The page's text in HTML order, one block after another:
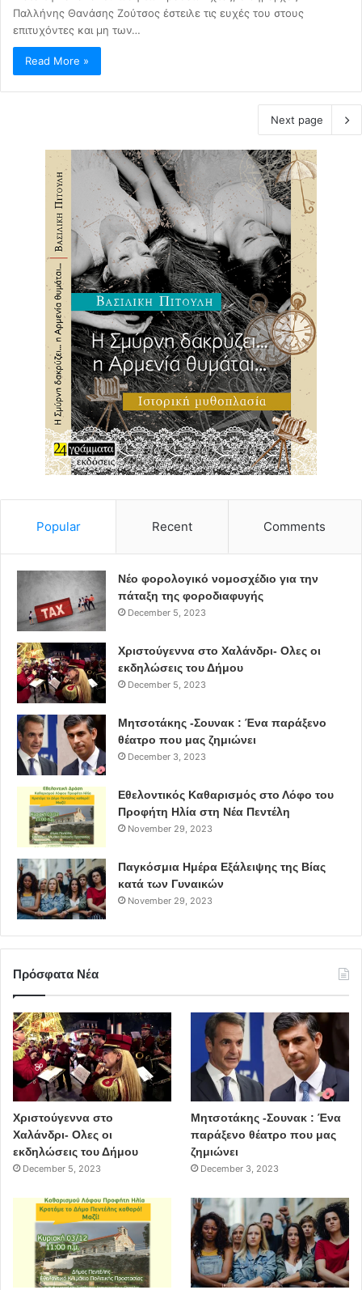
Παλλήνης Θανάσης Ζούτσος έστειλε τις ευχές του στους
επιτυχόντες και μη των…
Read More »
Next page
Popular Recent Comments
Νέο φορολογικό νομοσχέδιο για την
πάταξη της φοροδιαφυγής
December 5, 2023
Χριστούγεννα στο Χαλάνδρι- Ολες οι
εκδηλώσεις του Δήμου
December 5, 2023
Μητσοτάκης -Σουνακ : Ένα παράξενο
θέατρο που μας ζημιώνει
December 3, 2023
Εθελοντικός Καθαρισμός στο Λόφο του
Προφήτη Ηλία στη Νέα Πεντέλη
November 29, 2023
Παγκόσμια Ημέρα Εξάλειψης της Βίας
κατά των Γυναικών
November 29, 2023
Πρόσφατα Νέα
Χριστούγεννα στο
Χαλάνδρι- Ολες οι
εκδηλώσεις του Δήμου
December 5, 2023
Μητσοτάκης -Σουνακ : Ένα
παράξενο θέατρο που μας
ζημιώνει
December 3, 2023